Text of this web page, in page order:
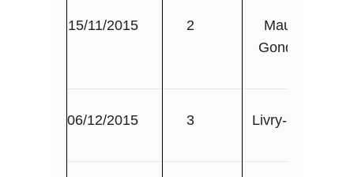
15/11/2015 2
Maubuee
Gondoire II
06/12/2015 3 Livry-Gargan